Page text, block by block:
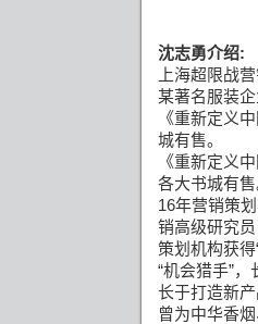
沈志勇介绍:
上海超限战
某著名服装企
《重新定义
城有售。
《重新定义
各大书城有售
16年营销策
销高级研究
策划机构获得
“机会猎手”，
长于打造新
曾为中华香